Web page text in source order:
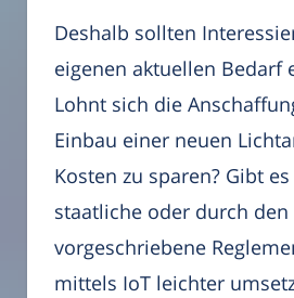
Deshalb sollten
eigenen aktuellen Bedarf
Lohnt sich die
Einbau einer neuen
Kosten zu sparen? Gibt
staatliche oder durch den
vorgeschriebene
mittels IoT leichter